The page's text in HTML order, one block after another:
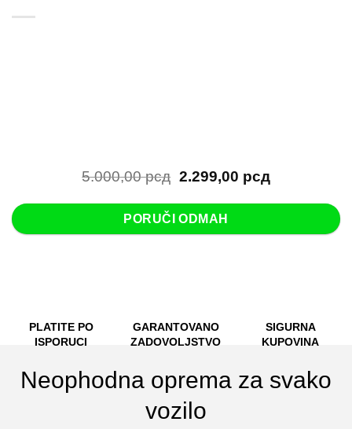
5.000,00рсд Originalna
je
bila:
5.000,00 рсд.
2.299,00 рсдTrenutna
je:
2.299,00
PORUČI ODMAH
PLATITE PO
ISPORUCI
GARANTOVANO
ZADOVOLJSTVO
SIGURNA
KUPOVINA
Neophodna oprema za svako
vozilo